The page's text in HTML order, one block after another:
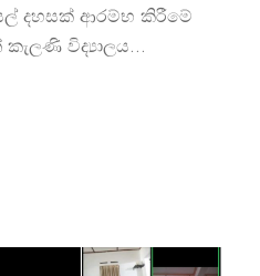
දහසක් ආරම්භ කිරීමේ
විද්‍යාලය...